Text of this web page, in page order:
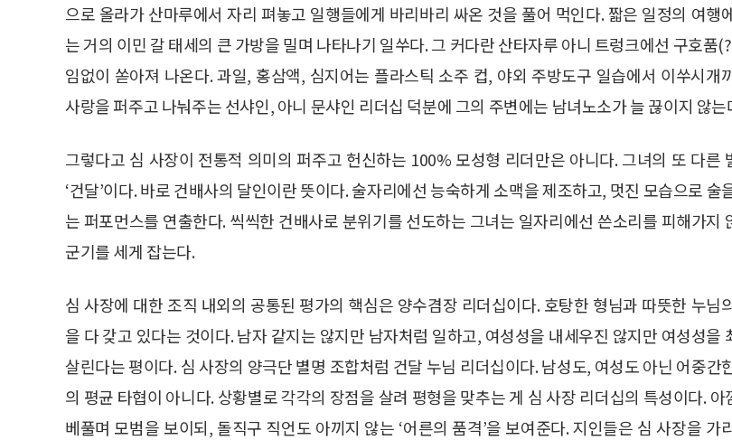
으로 올라가 산마루에서 자리 펴놓고 일행들에게 바리바리 싸온 것을 풀어 먹인다. 짧은 일정의 여행
는 거의 이민 갈 태세의 큰 가방을 밀며 나타나기 일쑤다. 그 커다란 산타자루 아니 트렁크에선 구호품
임없이 쏟아져 나온다. 과일, 홍삼액, 심지어는 플라스틱 소주 컵, 야외 주방도구 일습에서 이쑤시개
사랑을 퍼주고 나눠주는 선샤인, 아니 문샤인 리더십 덕분에 그의 주변에는 남녀노소가 늘 끊이지 않는
그렇다고 심 사장이 전통적 의미의 퍼주고 헌신하는 100% 모성형 리더만은 아니다. 그녀의 또 다른
‘건달’이다. 바로 건배사의 달인이란 뜻이다. 술자리에선 능숙하게 소맥을 제조하고, 멋진 모습으로 술
는 퍼포먼스를 연출한다. 씩씩한 건배사로 분위기를 선도하는 그녀는 일자리에선 쓴소리를 피해가지
군기를 세게 잡는다.
심 사장에 대한 조직 내외의 공통된 평가의 핵심은 양수겸장 리더십이다. 호탕한 형님과 따뜻한 누님
을 다 갖고 있다는 것이다. 남자 같지는 않지만 남자처럼 일하고, 여성성을 내세우진 않지만 여성성을
살린다는 평이다. 심 사장의 양극단 별명 조합처럼 건달 누님 리더십이다. 남성도, 여성도 아닌 어중간
의 평균 타협이 아니다. 상황별로 각각의 장점을 살려 평형을 맞추는 게 심 사장 리더십의 특성이다. 아
베풀며 모범을 보이되, 돌직구 직언도 아끼지 않는 ‘어른의 품격’을 보여준다. 지인들은 심 사장을 가